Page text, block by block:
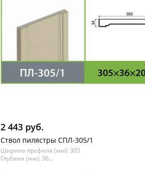
2 443 руб.
Ствол пилястры СПЛ-305/1
Ширина профиля (мм): 305
Глубина (мм): 36